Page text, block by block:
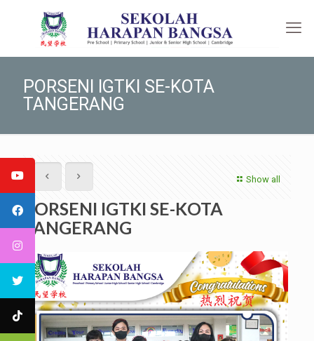
PORSENI IGTKI SE-KOTA
TANGERANG
Show all
PORSENI IGTKI SE-KOTA
TANGERANG